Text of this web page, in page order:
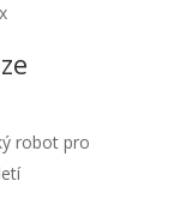
robot pro